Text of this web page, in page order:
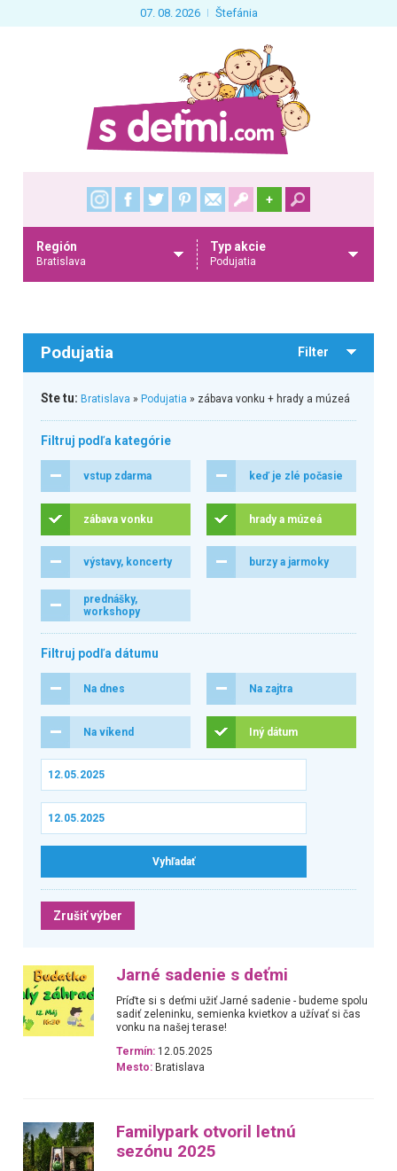
07. 08. 2026 Štefánia
+
Región
Bratislava
Typ akcie
Podujatia
Podujatia Filter
Ste tu: Bratislava » Podujatia » zábava vonku + hrady a múzeá
Filtruj podľa kategórie
vstup zdarma keď je zlé počasie
zábava vonku hrady a múzeá
výstavy, koncerty burzy a jarmoky
prednášky,
workshopy
Filtruj podľa dátumu
Na dnes Na zajtra
Na víkend Iný dátum
Zrušiť výber
Jarné sadenie s deťmi
Príďte si s deťmi užiť Jarné sadenie - budeme spolu
sadiť zeleninku, semienka kvietkov a užívať si čas
vonku na našej terase!
Termín: 12.05.2025
Mesto: Bratislava
Familypark otvoril letnú
sezónu 2025